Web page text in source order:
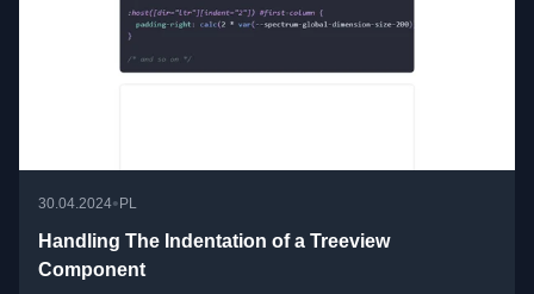
30.04.2024• PL
Handling The Indentation of a Treeview
Component